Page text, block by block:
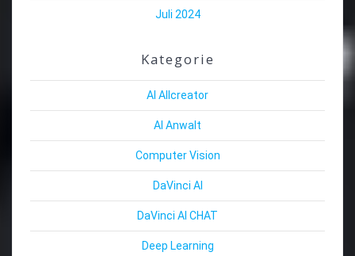
Juli 2024
Kategorie
AI Allcreator
AI Anwalt
Computer Vision
DaVinci AI
DaVinci AI CHAT
Deep Learning